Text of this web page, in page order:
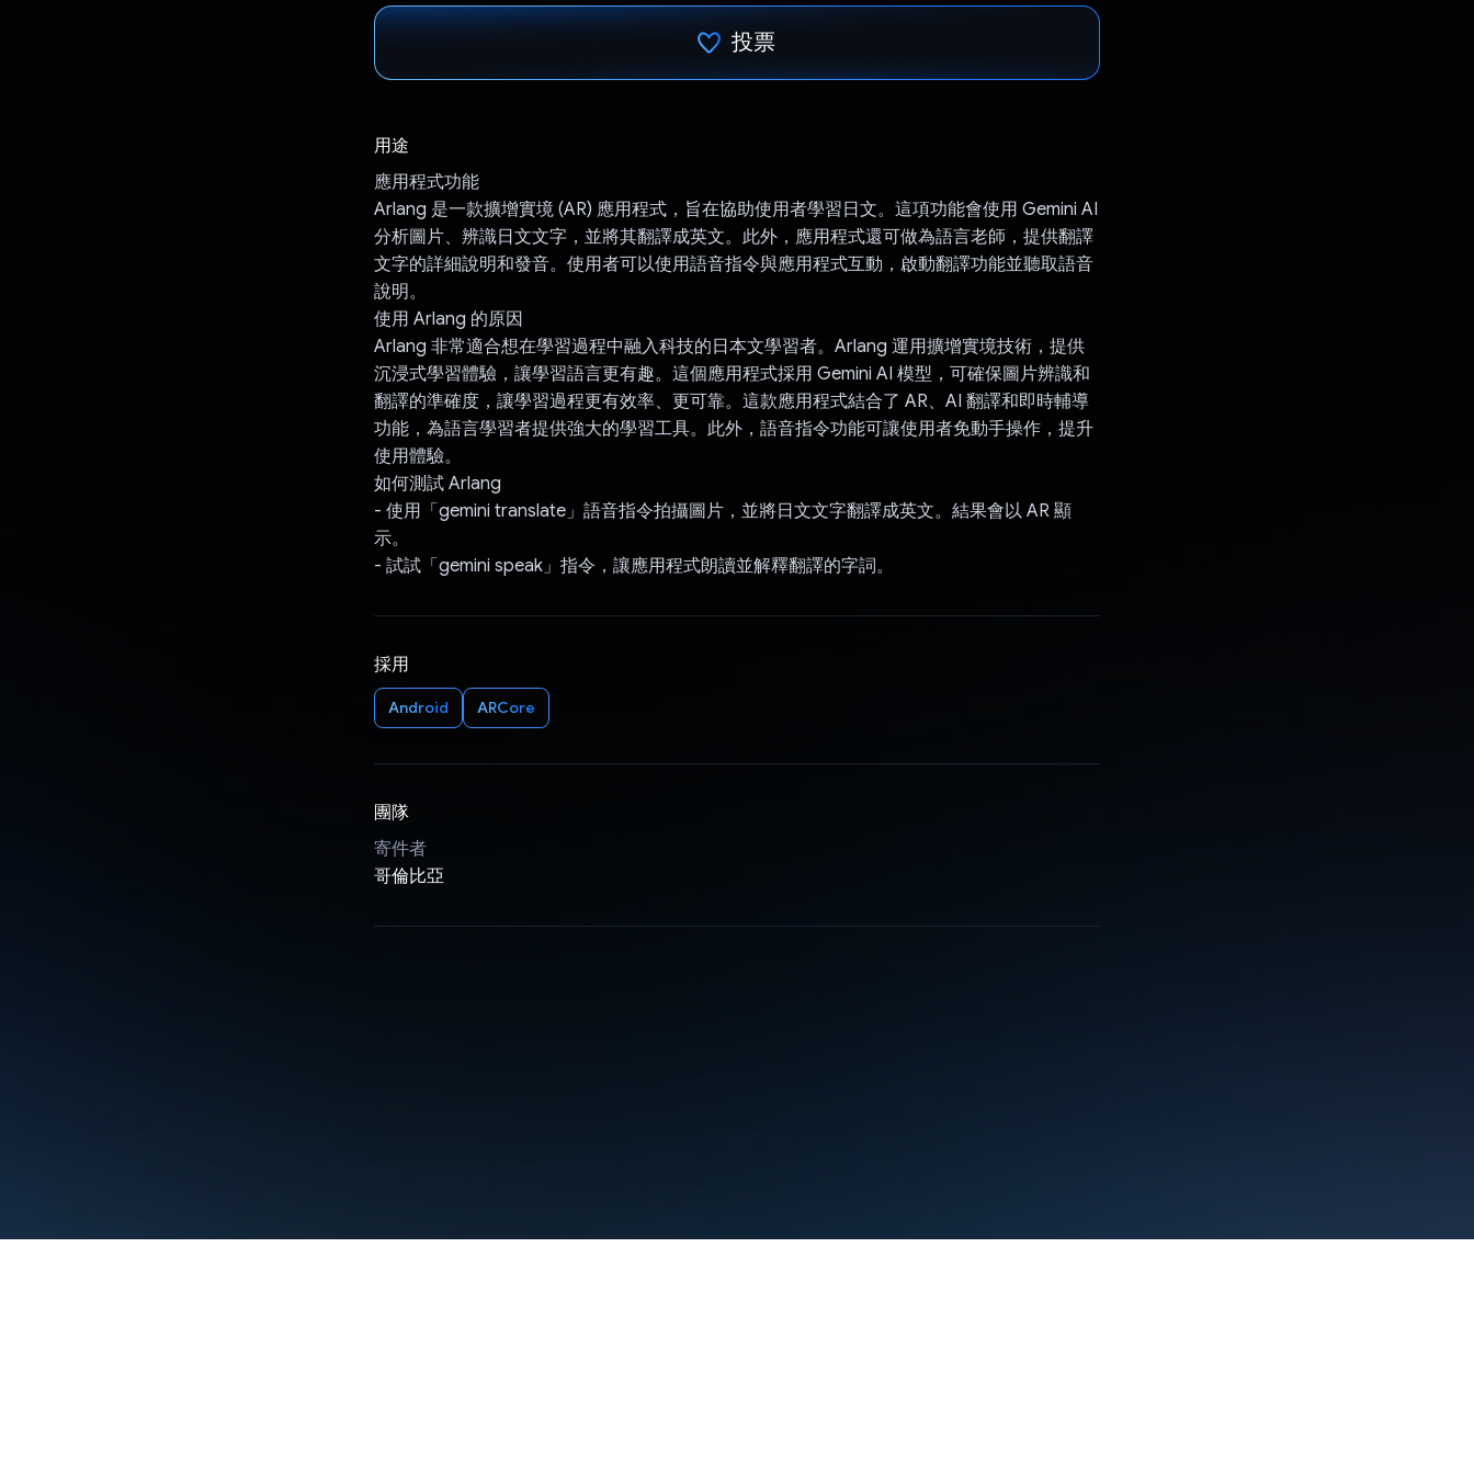
投票
用途
應用程式功能
Arlang 是一款擴增實境 (AR) 應用程式，旨在協助使用者學習日文。這項功能會使用 Gemini AI
分析圖片、辨識日文文字，並將其翻譯成英文。此外，應用程式還可做為語言老師，提供翻譯
文字的詳細說明和發音。使用者可以使用語音指令與應用程式互動，啟動翻譯功能並聽取語音
說明。
使用 Arlang 的原因
Arlang 非常適合想在學習過程中融入科技的日本文學習者。Arlang 運用擴增實境技術，提供
沉浸式學習體驗，讓學習語言更有趣。這個應用程式採用 Gemini AI 模型，可確保圖片辨識和
翻譯的準確度，讓學習過程更有效率、更可靠。這款應用程式結合了 AR、AI 翻譯和即時輔導
功能，為語言學習者提供強大的學習工具。此外，語音指令功能可讓使用者免動手操作，提升
使用體驗。
如何測試 Arlang
- 使用「gemini translate」語音指令拍攝圖片，並將日文文字翻譯成英文。結果會以 AR 顯
示。
- 試試「gemini speak」指令，讓應用程式朗讀並解釋翻譯的字詞。
採用
Android ARCore
團隊
寄件者
哥倫比亞